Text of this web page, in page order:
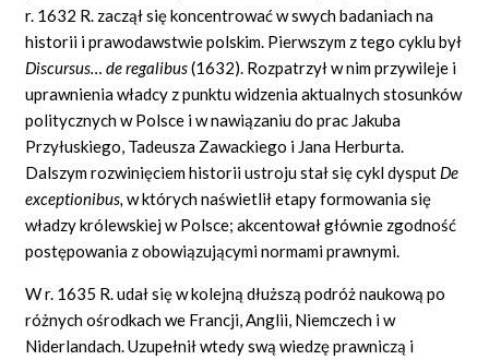
r. 1632 R. zaczął się koncentrować w swych badaniach na
historii i prawodawstwie polskim. Pierwszym z tego cyklu był
Discursus…de regalibus(1632). Rozpatrzył w nim przywileje i
uprawnienia władcy z punktu widzenia aktualnych stosunków
politycznych w Polsce i w nawiązaniu do prac Jakuba
Przyłuskiego, Tadeusza Zawackiego i Jana Herburta.
Dalszym rozwinięciem historii ustroju stał się cykl dysput De
exceptionibus,w których naświetlił etapy formowania się
władzy królewskiej w Polsce; akcentował głównie zgodność
postępowania z obowiązującymi normami prawnymi.
W r. 1635 R. udał się w kolejną dłuższą podróż naukową po
różnych ośrodkach we Francji, Anglii, Niemczech i w
Niderlandach. Uzupełnił wtedy swą wiedzę prawniczą i